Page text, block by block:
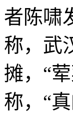
者陈啸
称，武
摊，“
称，“